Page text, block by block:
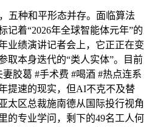
种和平形态并存。面临算法
记着“2026年全球智能体元年”的
业绩演讲记者会上，它正正在变
取本身迭代的“类人实体”。目前
胶葛 #手术费 #喝酒 #热点连系
提速的现实，但AI不克不及替
太区总裁施南德从国际投行视角
的专业学问，剩下的49名工人何